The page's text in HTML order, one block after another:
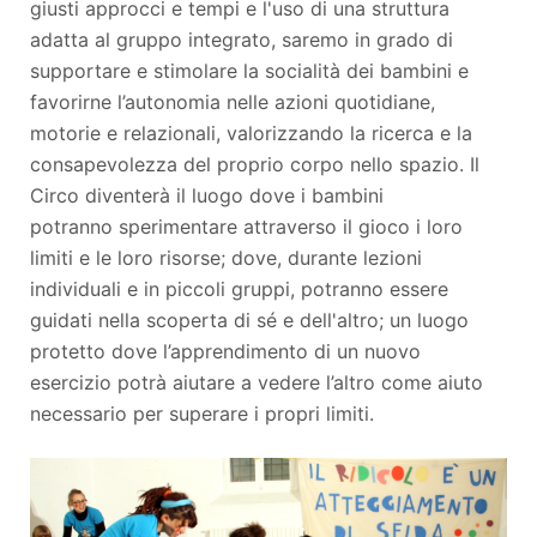
giusti approcci e tempi e l'uso di una struttura
adatta al gruppo integrato, saremo in grado di
supportare e stimolare la socialità dei bambini e
favorirne l’autonomia nelle azioni quotidiane,
motorie e relazionali, valorizzando la ricerca e la
consapevolezza del proprio corpo nello spazio. Il
Circo diventerà il luogo dove i bambini
potranno sperimentare attraverso il gioco i loro
limiti e le loro risorse; dove, durante lezioni
individuali e in piccoli gruppi, potranno essere
guidati nella scoperta di sé e dell'altro; un luogo
protetto dove l’apprendimento di un nuovo
esercizio potrà aiutare a vedere l’altro come aiuto
necessario per superare i propri limiti.